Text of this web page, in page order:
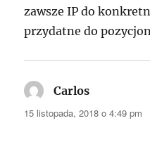
zawsze IP do
przydatne do
Carlos
15 listopada, 2018 o 4:49 pm